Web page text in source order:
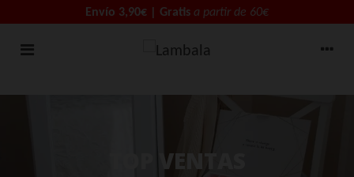
Envío 3,90€ | Gratis a partir de 60€
TOP VENTAS